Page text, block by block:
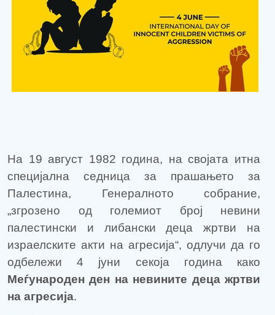
На 19 август 1982 година, на својата итна
специјална седница за прашањето за
Палестина, Генералното собрание,
„згрозено од големиот број невини
палестински и либански деца жртви на
израелските акти на агресија“, одлучи да го
одбележи 4 јуни секоја година како
Меѓународен ден на невините деца жртви
на агресија.